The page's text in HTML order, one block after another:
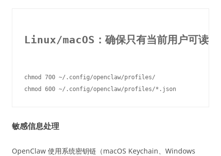
Linux/macOS：确保只有当前用户可读写
chmod 700 ~/.config/openclaw/profiles/
敏感信息处理
OpenClaw 使用系统密钥链（macOS Keychain、Windows